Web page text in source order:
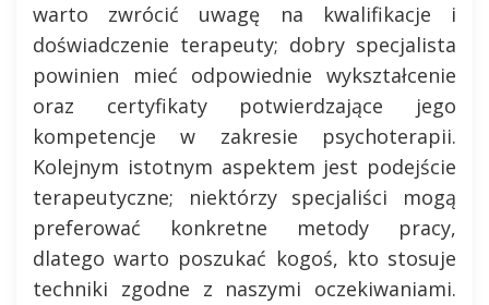
warto zwrócić uwagę na kwalifikacje i
doświadczenie terapeuty; dobry specjalista
powinien mieć odpowiednie wykształcenie
oraz certyfikaty potwierdzające jego
kompetencje w zakresie psychoterapii.
Kolejnym istotnym aspektem jest podejście
terapeutyczne; niektórzy specjaliści mogą
preferować konkretne metody pracy,
dlatego warto poszukać kogoś, kto stosuje
techniki zgodne z naszymi oczekiwaniami.